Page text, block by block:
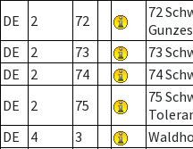
DE 2 72
72
DE
2 73 73
DE
2 74 74
DE
2 75
75
DE
4 3